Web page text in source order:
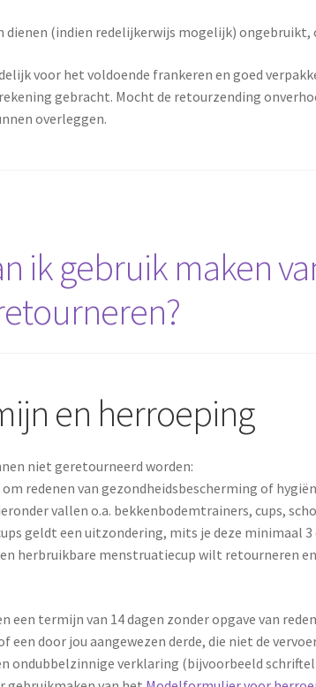
(indien redelijkerwijs mogelijk)
voor het voldoende frankeren en goed
gebracht. Mocht de retourzending
overleggen.
ik gebruik maken
en herroeping
niet geretourneerd worden:
redenen van gezondheidsbescherming of
vallen o.a. bekkenbodemtrainers, cups,
geldt een uitzondering, mits je deze minimaal
herbruikbare menstruatiecup wilt retourneren
een termijn van 14 dagen zonder opgave van
een door jou aangewezen derde, die niet de
ondubbelzinnige verklaring (bijvoorbeeld